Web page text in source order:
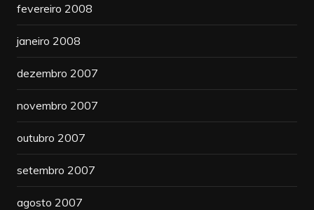
fevereiro 2008
janeiro 2008
dezembro 2007
novembro 2007
outubro 2007
setembro 2007
agosto 2007